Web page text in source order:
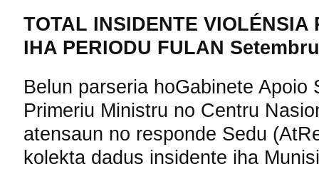
TOTAL INSIDENTE
IHA PERIODU FULAN
Belun parseria hoGabinete Apoio
Primeriu Ministru no Centru
atensaun no responde Sedu
kolekta dadus insidente iha